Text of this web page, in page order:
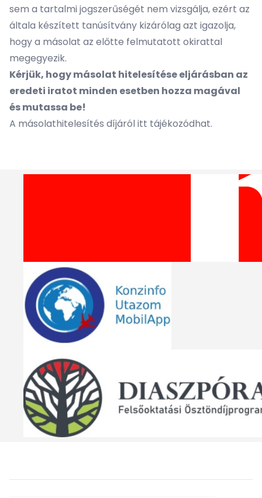
sem a tartalmi jogszerűségét nem vizsgálja, ezért az
általa készített tanúsítvány kizárólag azt igazolja,
hogy a másolat az előtte felmutatott okirattal
megegyezik.
Kérjük, hogy másolat hitelesítése eljárásban az
eredeti iratot minden esetben hozza magával
és mutassa be!
A másolathitelesítés díjáról itt tájékozódhat.